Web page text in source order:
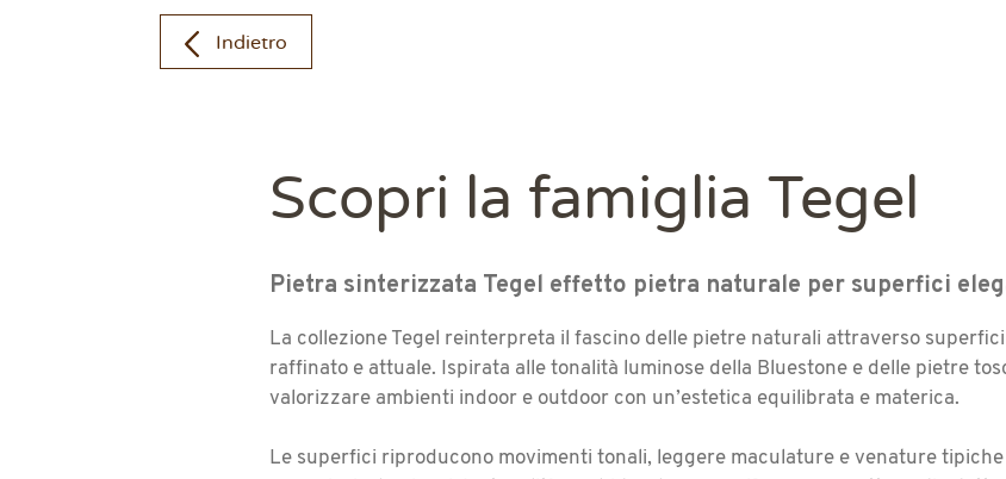
Indietro
Scopri la famiglia Tegel
Pietra sinterizzata Tegel effetto pietra naturale per superfici
La collezione Tegel reinterpreta il fascino delle pietre naturali attraverso
raffinato e attuale. Ispirata alle tonalità luminose della Bluestone e delle pietre
valorizzare ambienti indoor e outdoor con un’estetica equilibrata e materica.
Le superfici riproducono movimenti tonali, leggere maculature e venature